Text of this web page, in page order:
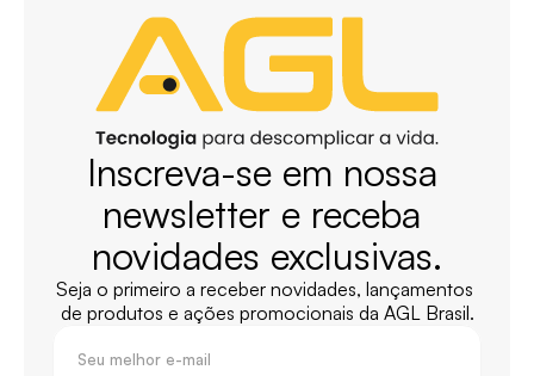
Inscreva-se em nossa
newsletter e receba
novidades exclusivas.
Seja o primeiro a receber novidades, lançamentos
de produtos e ações promocionais da AGL Brasil.